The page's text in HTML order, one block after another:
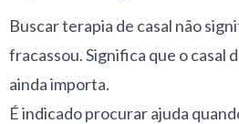
Buscar terapia de casal não
fracassou. Significa que o casal
ainda importa.
É indicado procurar ajuda